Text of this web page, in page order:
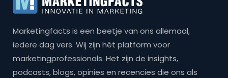
Marketingfacts is een beetje van ons allemaal,
iedere dag vers. Wij zijn hét platform voor
marketingprofessionals. Het zijn de insights,
podcasts, blogs, opinies en recencies die ons als